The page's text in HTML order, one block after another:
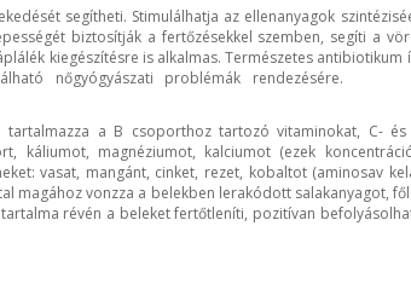
segítheti. Stimulálhatja az ellenanyagok
biztosítják a fertőzésekkel szemben, segíti a
kiegészítésre is alkalmas. Természetes antibiotikum
nőgyógyászati problémák rendezésére.
a B csoporthoz tartozó vitaminokat, C- és
káliumot, magnéziumot, kalciumot (ezek
vasat, mangánt, cinket, rezet, kobaltot (aminosav
magához vonzza a belekben lerakódott salakanyagot,
révén a beleket fertőtleníti, pozitívan